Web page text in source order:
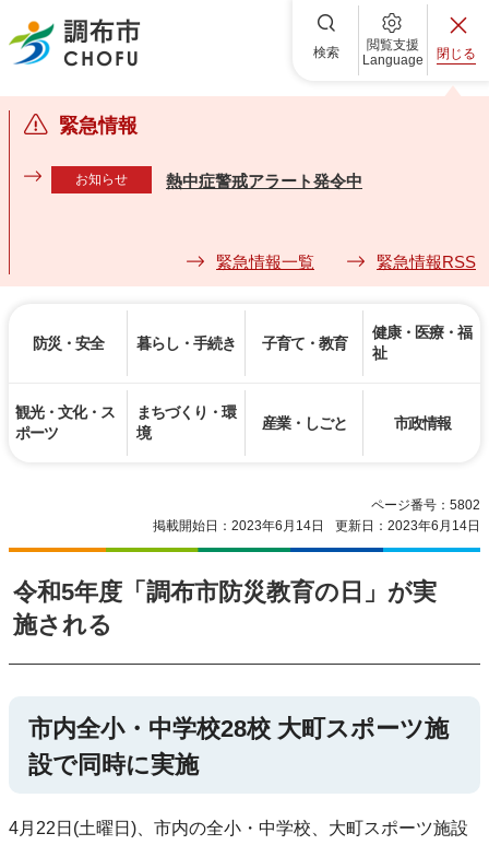
調布市 検索
閲覧支援
Language
閉じる
緊急情報
お知らせ 熱中症警戒アラート発令中
緊急情報一覧 緊急情報RSS
防災・安全 暮らし・手続き 子育て・教育
健康・医療・福
祉
観光・文化・ス
ポーツ
まちづくり・環
境
産業・しごと 市政情報
ページ番号：5802
掲載開始日：2023年6月14日
更新日：2023年6月14日
令和5年度「調布市防災教育の日」が実
施される
市内全小・中学校28校 大町スポーツ施
設で同時に実施
4月22日(土曜日)、市内の全小・中学校、大町スポーツ施設